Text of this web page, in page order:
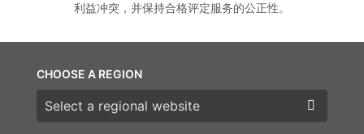
利益冲突，并保持合格评定服务的公正性。
CHOOSE A REGION
Choose a region